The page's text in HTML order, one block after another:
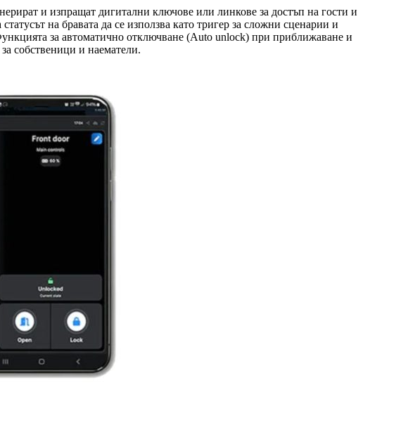
и изпращат дигитални ключове или линкове за достъп на гости и
на бравата да се използва като тригер за сложни сценарии и
за автоматично отключване (Auto unlock) при приближаване и
собственици и наематели.